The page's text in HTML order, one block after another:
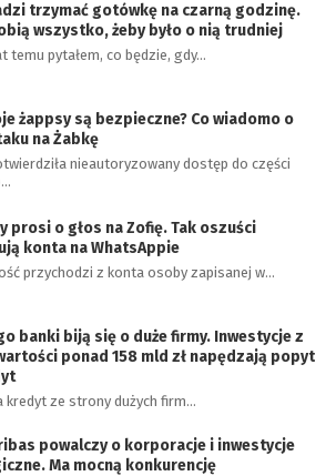
trzymać gotówkę na czarną godzinę.
wszystko, żeby było o nią trudniej
temu pytałem, co będzie, gdy…
żappsy są bezpieczne? Co wiadomo o
na Żabkę
nieautoryzowany dostęp do części
prosi o głos na Zofię. Tak oszuści
konta na WhatsAppie
przychodzi z konta osoby zapisanej w…
banki biją się o duże firmy. Inwestycje z
ponad 158 mld zł napędzają popyt
kredyt ze strony dużych firm…
powalczy o korporacje i inwestycje
Ma mocną konkurencję